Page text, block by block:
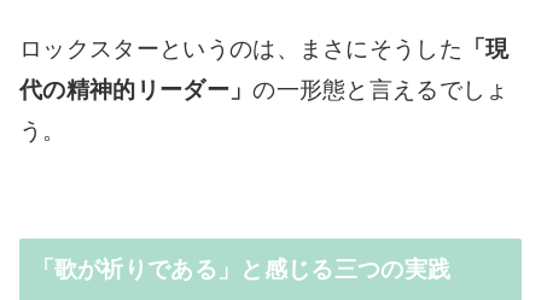
ロックスターというのは、まさにそうした 「現
代の精神的リーダー」の一形態と言えるでしょ
う。
「歌が祈りである」と感じる三つの実践